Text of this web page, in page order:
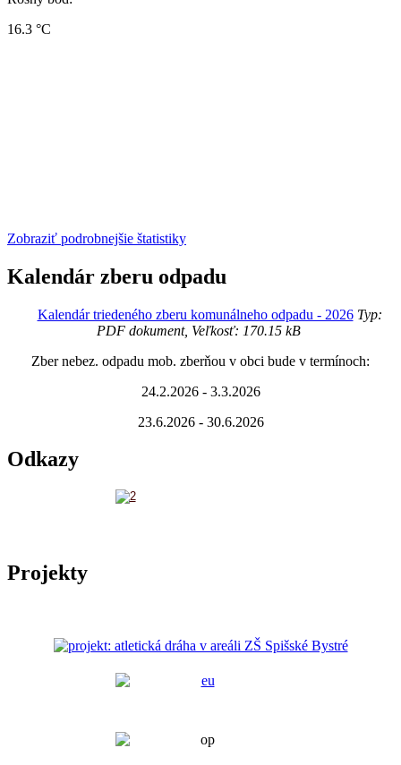
16.3 °C
Zobraziť podrobnejšie štatistiky
Kalendár zberu odpadu
Kalendár triedeného zberu komunálneho odpadu - 2026Typ:
PDF dokument, Veľkosť: 170.15 kB
Zber nebez. odpadu mob. zberňou v obci bude v termínoch:
24.2.2026 - 3.3.2026
23.6.2026 - 30.6.2026
Odkazy
Projekty